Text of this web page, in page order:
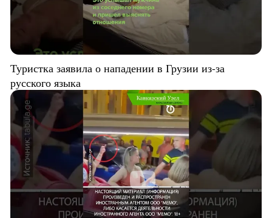
Туристка заявила о нападении в Грузии из-за
русского языка